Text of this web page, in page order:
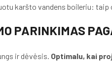
karšto vandens boileriu:
PARINKIMAS
ir dėvėsis. Optimalu, kai